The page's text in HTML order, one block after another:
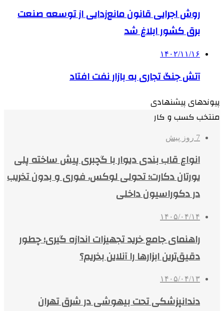
روش اجرایی قانون مانع‌زدایی از توسعه صنعت
برق کشور ابلاغ شد
۱۴۰۲/۱۱/۱۶
آتش جنگ تجاری به بازار نفت افتاد
پیوندهای پیشنهادی
منتخب کسب و کار
7 روز پیش
انواع قاب بندی دیوار با گچبری پیش ساخته پلی
یورتان دکارت؛ تحولی لوکس، فوری و بدون تخریب
در دکوراسیون داخلی
۱۴۰۵/۰۴/۱۴
راهنمای جامع خرید تجهیزات اندازه گیری؛ چطور
دقیق‌ترین ابزارها را آنلاین بخریم؟
۱۴۰۵/۰۴/۱۳
دندانپزشکی تحت بیهوشی در شرق تهران